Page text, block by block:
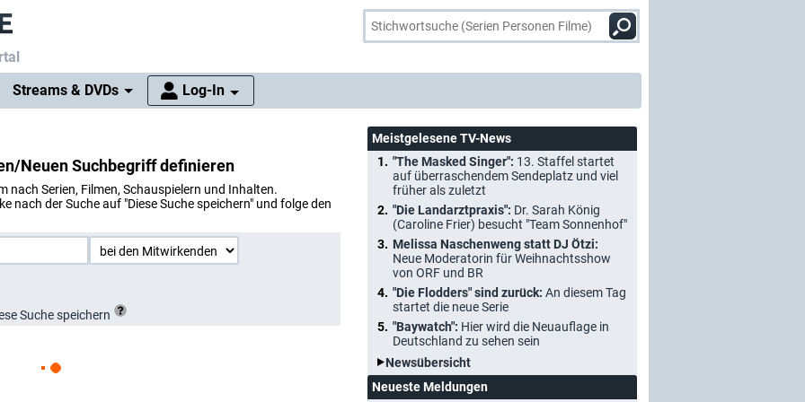
Streams & DVDs
Log-In
Neuen Suchbegriff definieren
nach Serien, Filmen, Schauspielern und Inhalten.
nach der Suche auf "Diese Suche speichern" und folge den
Suche speichern
Meistgelesene TV-News
"The Masked Singer": 13. Staffel startet
auf überraschendem Sendeplatz und viel
früher als zuletzt
"Die Landarztpraxis": Dr. Sarah König
(Caroline Frier) besucht "Team Sonnenhof"
Melissa Naschenweng statt DJ Ötzi:
Neue Moderatorin für Weihnachtsshow
von ORF und BR
"Die Flodders" sind zurück: An diesem Tag
startet die neue Serie
"Baywatch": Hier wird die Neuauflage in
Deutschland zu sehen sein
Newsübersicht
Neueste Meldungen